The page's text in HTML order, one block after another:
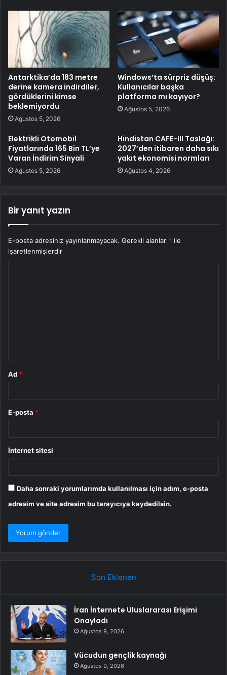
Antarktika’da 183 metre
derine kamera indirdiler,
gördüklerini kimse
beklemiyordu
Ağustos 5, 2026
Windows’ta sürpriz düşüş:
Kullanıcılar başka
platforma mı kayıyor?
Ağustos 5, 2026
Elektrikli Otomobil
Fiyatlarında 165 Bin TL’ye
Varan İndirim Sinyali
Ağustos 5, 2026
Hindistan CAFE-III Taslağı:
2027’den itibaren daha sıkı
yakıt ekonomisi normları
Ağustos 4, 2026
Bir yanıt yazın
E-posta adresiniz yayınlanmayacak. Gerekli alanlar * ile
işaretlenmişlerdir
Ad *
E-posta *
İnternet sitesi
Daha sonraki yorumlarımda kullanılması için adım, e-posta
adresim ve site adresim bu tarayıcıya kaydedilsin.
Son Eklenen
İran İnternete Uluslararası Erişimi
Onayladı
Ağustos 9, 2026
Vücudun gençlik kaynağı
Ağustos 9, 2026